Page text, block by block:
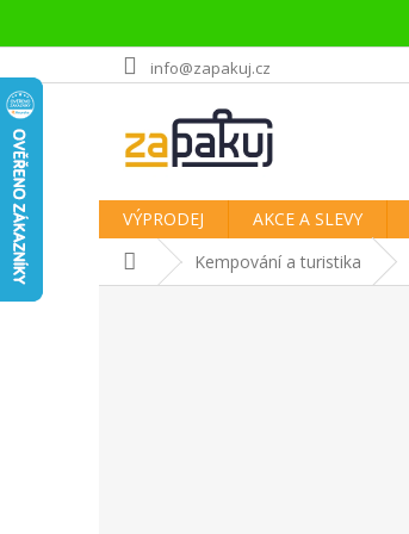
na
obsah
info@zapakuj.cz
VÝPRODEJ AKCE A SLEVY
Domů Kempování a turistika